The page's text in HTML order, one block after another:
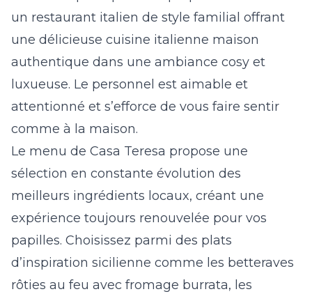
un restaurant italien de style familial offrant
une délicieuse cuisine italienne maison
authentique dans une ambiance cosy et
luxueuse. Le personnel est aimable et
attentionné et s’efforce de vous faire sentir
comme à la maison.
Le menu de Casa Teresa propose une
sélection en constante évolution des
meilleurs ingrédients locaux, créant une
expérience toujours renouvelée pour vos
papilles. Choisissez parmi des plats
d’inspiration sicilienne comme les betteraves
rôties au feu avec fromage burrata, les